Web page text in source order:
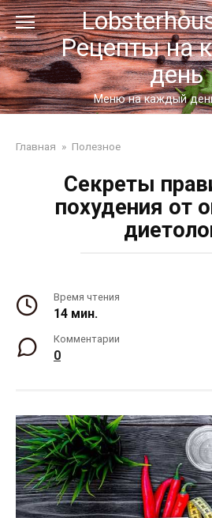
Перейти
к
контенту
Рецепты на
день
Меню на каждый
Главная » Полезное
Секреты
похудения от
Время чтения
14 мин.
Комментарии
0